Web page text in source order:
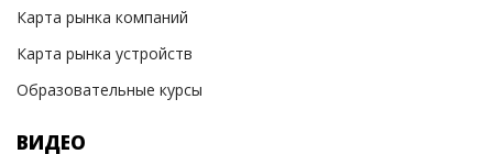
Карта рынка компаний
Карта рынка устройств
Образовательные курсы
ВИДЕО